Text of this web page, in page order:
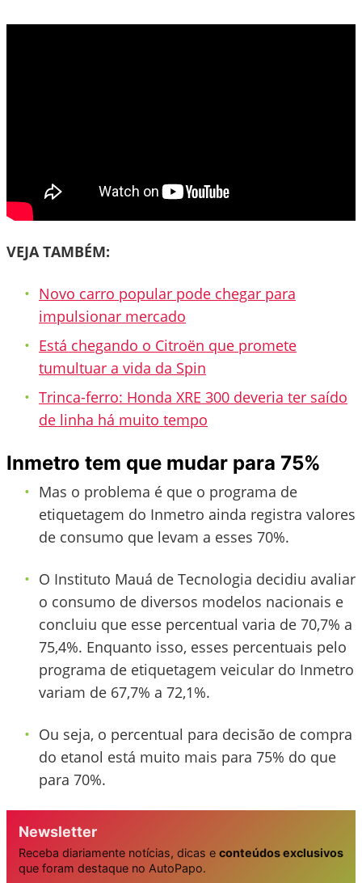
VEJA TAMBÉM:
Novo carro popular pode chegar para
impulsionar mercado
Está chegando o Citroën que promete
tumultuar a vida da Spin
Trinca-ferro: Honda XRE 300 deveria ter saído
de linha há muito tempo
Inmetro tem que mudar para 75%
Mas o problema é que o programa de
etiquetagem do Inmetro ainda registra valores
de consumo que levam a esses 70%.
O Instituto Mauá de Tecnologia decidiu avaliar
o consumo de diversos modelos nacionais e
concluiu que esse percentual varia de 70,7% a
75,4%. Enquanto isso, esses percentuais pelo
programa de etiquetagem veicular do Inmetro
variam de 67,7% a 72,1%.
Ou seja, o percentual para decisão de compra
do etanol está muito mais para 75% do que
para 70%.
Newsletter
Receba diariamente notícias, dicas e conteúdos exclusivos
que foram destaque no AutoPapo.